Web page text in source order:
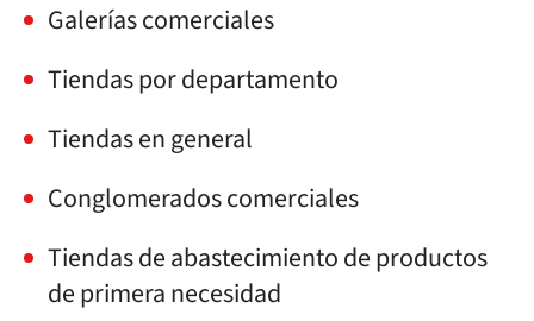
Galerías comerciales
Tiendas por departamento
Tiendas en general
Conglomerados comerciales
Tiendas de abastecimiento de productos
de primera necesidad